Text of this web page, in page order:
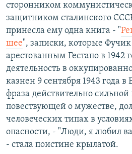
сторонником
защитником сталинского
принесла ему одна книга - "
шее", записки, которые Фучик
арестованным Гестапо в 1942
деятельность в
казнен 9 сентября 1943 года
фраза действительно
повествующей о мужестве,
человеческих типах в
опасности, - "Люди, я любил
- стала поистине крылатой.